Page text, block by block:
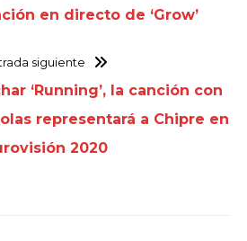
en directo de ‘Grow’
siguiente
‘Running’, la canción con
representará a Chipre en
2020